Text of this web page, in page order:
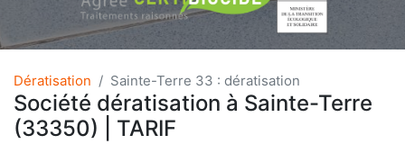
Dératisation Sainte-Terre 33 : dératisation
Société dératisation à Sainte-Terre
(33350) | TARIF